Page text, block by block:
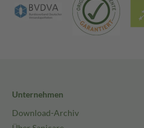
Unternehmen
Download-Archiv